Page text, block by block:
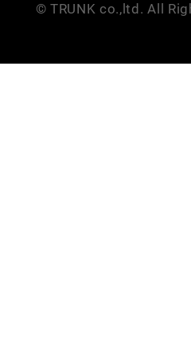
© TRUNK co.,ltd. All